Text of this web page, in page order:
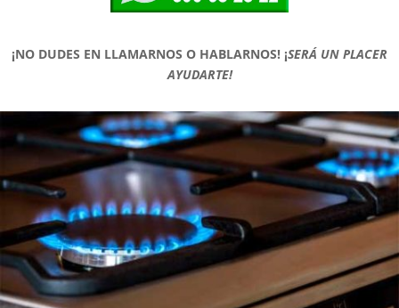
¡NO DUDES EN LLAMARNOS O HABLARNOS! ¡SERÁ UN PLACER
AYUDARTE!